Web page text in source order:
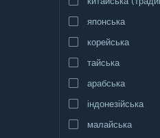
японська
корейська
тайська
арабська
індонезійська
малайська